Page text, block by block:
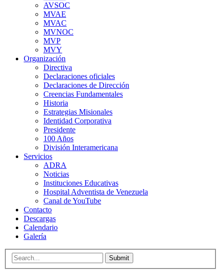
AVSOC
MVAE
MVAC
MVNOC
MVP
MVY
Organización
Directiva
Declaraciones oficiales
Declaraciones de Dirección
Creencias Fundamentales
Historia
Estrategias Misionales
Identidad Corporativa
Presidente
100 Años
División Interamericana
Servicios
ADRA
Noticias
Instituciones Educativas
Hospital Adventista de Venezuela
Canal de YouTube
Contacto
Descargas
Calendario
Galería
Submit